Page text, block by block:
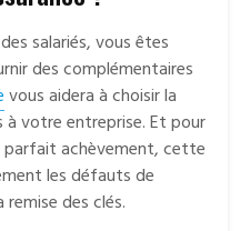
salariés, vous êtes
des complémentaires
vous aidera à choisir la
votre entreprise. Et pour
parfait achèvement, cette
les défauts de
des clés.